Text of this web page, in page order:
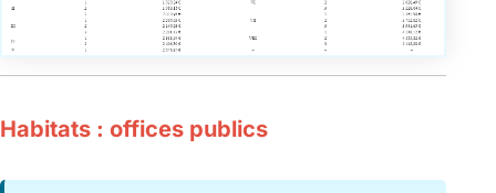
Habitats : offices publics